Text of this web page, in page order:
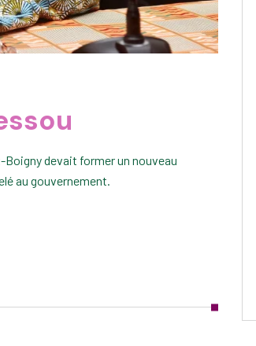
devait former un nouveau
au gouvernement.